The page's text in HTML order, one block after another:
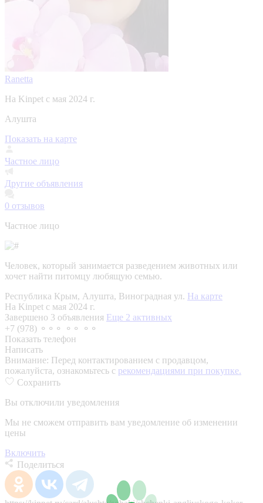
Ranetta
На Kinpet c мая 2024 г.
Алушта
Показать на карте
Частное лицо
Другие объявления
0 отзывов
Частное лицо
Человек, который занимается разведением животных или
хочет найти питомцу любящую семью.
Республика Крым, Алушта, Виноградная ул. На карте
На Kinpet c мая 2024 г.
Завершено 3 объявления Еще 2 активных
+7 (978) ⚬⚬⚬ ⚬⚬ ⚬⚬
Показать телефон
Написать
Внимание: Перед контактированием с продавцом,
пожалуйста, ознакомьтесь с рекомендациями при покупке.
Сохранить
Вы отключили уведомления
Мы не сможем отправить вам уведомление об изменении
цены
Включить
Поделиться